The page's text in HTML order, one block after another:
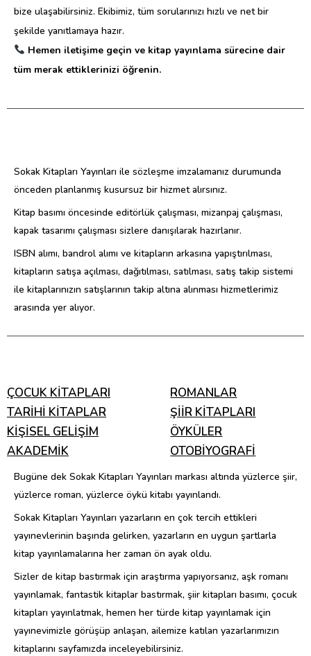
bize ulaşabilirsiniz. Ekibimiz, tüm sorularınızı hızlı ve net bir
şekilde yanıtlamaya hazır.
Hemen iletişime geçin ve kitap yayınlama sürecine dair
tüm merak ettiklerinizi öğrenin.
Sokak Kitapları Yayınları ile sözleşme imzalamanız durumunda
önceden planlanmış kusursuz bir hizmet alırsınız.
Kitap basımı öncesinde editörlük çalışması, mizanpaj çalışması,
kapak tasarımı çalışması sizlere danışılarak hazırlanır.
ISBN alımı, bandrol alımı ve kitapların arkasına yapıştırılması,
kitapların satışa açılması, dağıtılması, satılması, satış takip sistemi
ile kitaplarınızın satışlarının takip altına alınması hizmetlerimiz
arasında yer alıyor.
ÇOCUK KİTAPLARI
TARİHİ KİTAPLAR
KİŞİSEL GELİŞİM
AKADEMİK
ROMANLAR
ŞİİR KİTAPLARI
ÖYKÜLER
OTOBİYOGRAFİ
Bugüne dek Sokak Kitapları Yayınları markası altında yüzlerce şiir,
yüzlerce roman, yüzlerce öykü kitabı yayınlandı.
Sokak Kitapları Yayınları yazarların en çok tercih ettikleri
yayınevlerinin başında gelirken, yazarların en uygun şartlarla
kitap yayınlamalarına her zaman ön ayak oldu.
Sizler de kitap bastırmak için araştırma yapıyorsanız, aşk romanı
yayınlamak, fantastik kitaplar bastırmak, şiir kitapları basımı, çocuk
kitapları yayınlatmak, hemen her türde kitap yayınlamak için
yayınevimizle görüşüp anlaşan, ailemize katılan yazarlarımızın
kitaplarını sayfamızda inceleyebilirsiniz.